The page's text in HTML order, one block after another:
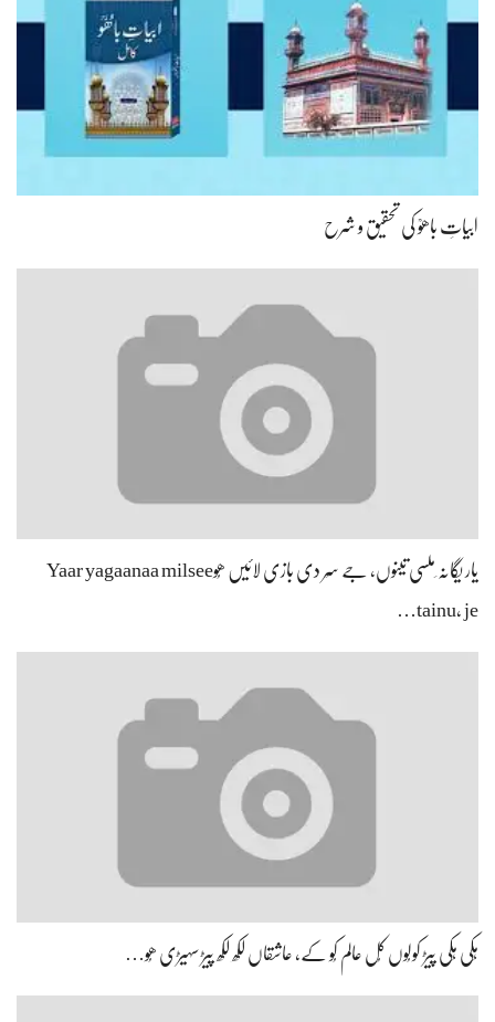
ابیاتِ باھوؒ کی تحقیق و شرح
یار یگانہ ِملسی تینوں، جے سِر دی بازی لائیں ھُوYaar yagaanaa milsee
tainu, je…
ہِکی ہِکی پیڑ کولُوں کُل عالم کُو کے، عاشقاں لکھ لکھ پیڑ سہیڑی ھُو…